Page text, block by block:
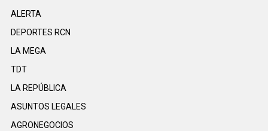
ALERTA
DEPORTES RCN
LA MEGA
TDT
LA REPÚBLICA
ASUNTOS LEGALES
AGRONEGOCIOS